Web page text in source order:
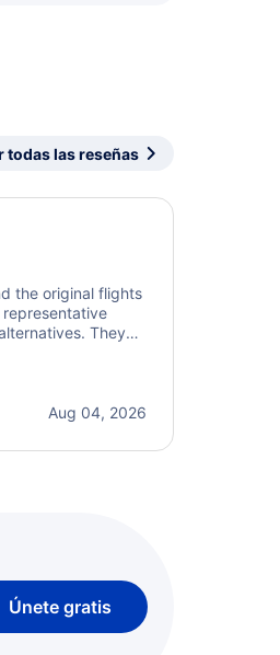
todas las reseñas
the original flights
They
grateful for the
Aug 04, 2026
Únete gratis